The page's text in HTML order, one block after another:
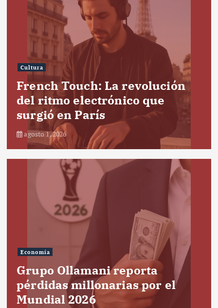
Cultura
French Touch: La revolución
del ritmo electrónico que
surgió en París
agosto 1, 2026
Economía
Grupo Ollamani reporta
pérdidas millonarias por el
Mundial 2026